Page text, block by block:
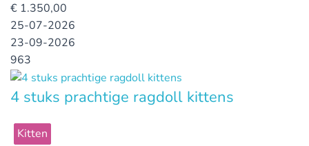
€ 1.350,00
25-07-2026
23-09-2026
963
4 stuks prachtige ragdoll kittens
Kitten